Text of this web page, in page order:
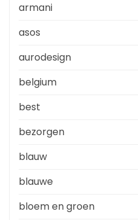
armani
asos
aurodesign
belgium
best
bezorgen
blauw
blauwe
bloem en groen